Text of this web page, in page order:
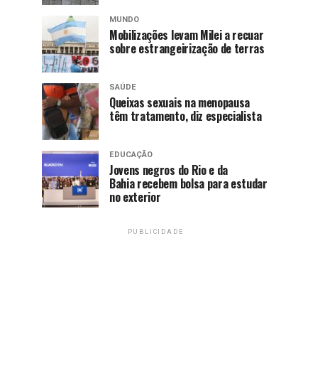
MUNDO
Mobilizações levam Milei a recuar
sobre estrangeirização de terras
SAÚDE
Queixas sexuais na menopausa
têm tratamento, diz especialista
EDUCAÇÃO
Jovens negros do Rio e da
Bahia recebem bolsa para estudar
no exterior
PUBLICIDADE